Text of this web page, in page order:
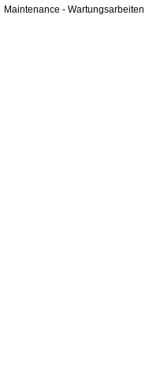
Maintenance - Wartungsarbeiten